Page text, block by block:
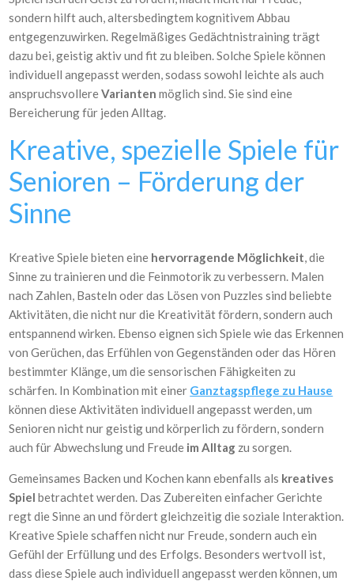
sondern hilft auch, altersbedingtem kognitivem Abbau
entgegenzuwirken. Regelmäßiges Gedächtnistraining trägt
dazu bei, geistig aktiv und fit zu bleiben. Solche Spiele können
individuell angepasst werden, sodass sowohl leichte als auch
anspruchsvollereVarianten möglich sind. Sie sind eine
Bereicherung für jeden Alltag.
Kreative, spezielle Spiele für
Senioren – Förderung der
Sinne
Kreative Spiele bieten eine hervorragende Möglichkeit, die
Sinne zu trainieren und die Feinmotorik zu verbessern. Malen
nach Zahlen, Basteln oder das Lösen von Puzzles sind beliebte
Aktivitäten, die nicht nur die Kreativität fördern, sondern auch
entspannend wirken. Ebenso eignen sich Spiele wie das Erkennen
von Gerüchen, das Erfühlen von Gegenständen oder das Hören
bestimmter Klänge, um die sensorischen Fähigkeiten zu
schärfen. In Kombination mit einer Ganztagspflege zu Hause
können diese Aktivitäten individuell angepasst werden, um
Senioren nicht nur geistig und körperlich zu fördern, sondern
auch für Abwechslung und Freude im Alltag zu sorgen.
Gemeinsames Backen und Kochen kann ebenfalls als kreatives
Spielbetrachtet werden. Das Zubereiten einfacher Gerichte
regt die Sinne an und fördert gleichzeitig die soziale Interaktion.
Kreative Spiele schaffen nicht nur Freude, sondern auch ein
Gefühl der Erfüllung und des Erfolgs. Besonders wertvoll ist,
dass diese Spiele auch individuell angepasst werden können, um